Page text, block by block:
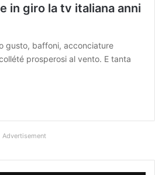
in giro la tv italiana anni
gusto, baffoni, acconciature
prosperosi al vento. E tanta
Advertisement